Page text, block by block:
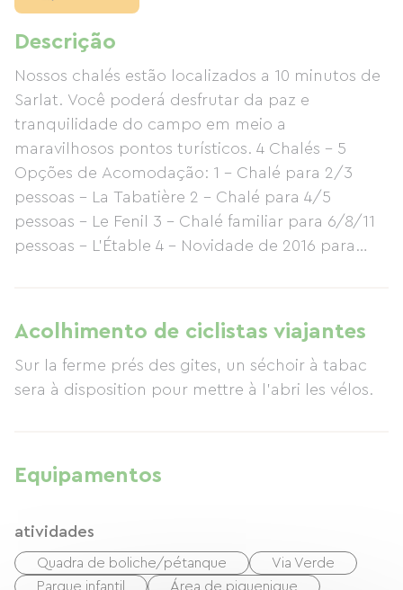
Descrição
Nossos chalés estão localizados a 10 minutos de
Sarlat. Você poderá desfrutar da paz e
tranquilidade do campo em meio a
maravilhosos pontos turísticos. 4 Chalés – 5
Opções de Acomodação: 1 – Chalé para 2/3
pessoas – La Tabatière 2 – Chalé para 4/5
pessoas – Le Fenil 3 – Chalé familiar para 6/8/11
pessoas – L'Étable 4 – Novidade de 2016 para
Grange
Acolhimento de ciclistas viajantes
Sur la ferme prés des gites, un séchoir à tabac
sera à disposition pour mettre à l’abri les vélos.
Equipamentos
atividades
Quadra de boliche/pétanque
Via Verde
Parque infantil
Área de piquenique